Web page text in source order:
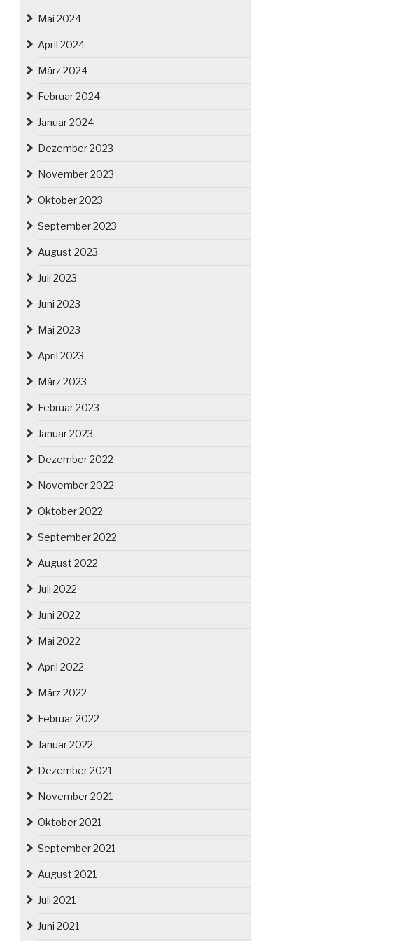
Mai 2024
April 2024
März 2024
Februar 2024
Januar 2024
Dezember 2023
November 2023
Oktober 2023
September 2023
August 2023
Juli 2023
Juni 2023
Mai 2023
April 2023
März 2023
Februar 2023
Januar 2023
Dezember 2022
November 2022
Oktober 2022
September 2022
August 2022
Juli 2022
Juni 2022
Mai 2022
April 2022
März 2022
Februar 2022
Januar 2022
Dezember 2021
November 2021
Oktober 2021
September 2021
August 2021
Juli 2021
Juni 2021